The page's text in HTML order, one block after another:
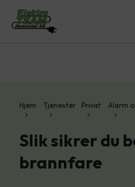
Hjem Tjenester Privat Alarm
Slik sikrer du
brannfare